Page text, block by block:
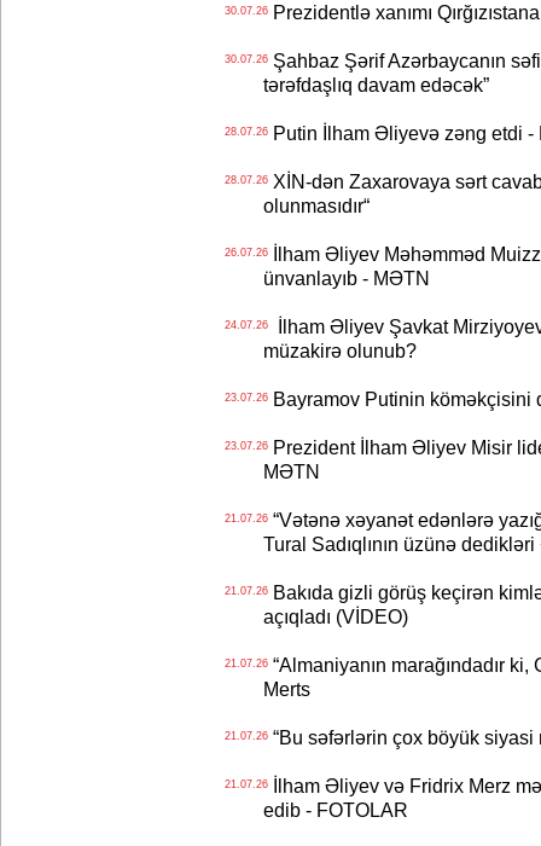
30.07.26Prezidentlə xanımı
30.07.26Şahbaz Şərif Azərbaycanın
tərəfdaşlıq davam edəcək”
28.07.26Putin İlham Əliyevə zəng etdi -
28.07.26XİN-dən Zaxarovaya sərt
olunmasıdır“
26.07.26İlham Əliyev Məhəmməd
ünvanlayıb - MƏTN
24.07.26İlham Əliyev Şavkat
müzakirə olunub?
23.07.26Bayramov Putinin köməkçisini
23.07.26Prezident İlham Əliyev Misir
MƏTN
21.07.26“Vətənə xəyanət edənlərə
Tural Sadıqlının üzünə
21.07.26Bakıda gizli görüş keçirən
açıqladı (VİDEO)
21.07.26“Almaniyanın marağındadır
Merts
21.07.26“Bu səfərlərin çox böyük siyasi
21.07.26İlham Əliyev və Fridrix Merz
edib - FOTOLAR